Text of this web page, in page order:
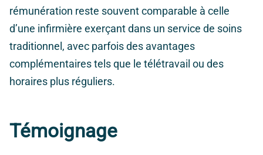
rémunération reste souvent comparable à celle
d’une infirmière exerçant dans un service de soins
traditionnel, avec parfois des avantages
complémentaires tels que le télétravail ou des
horaires plus réguliers.
Témoignage